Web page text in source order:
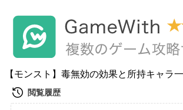
【モンスト】毒無効の効果と所持キャラ